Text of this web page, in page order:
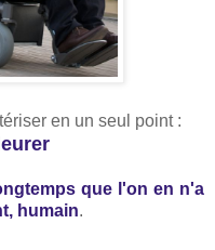
en un seul point :
que l'on en n'a
humain.